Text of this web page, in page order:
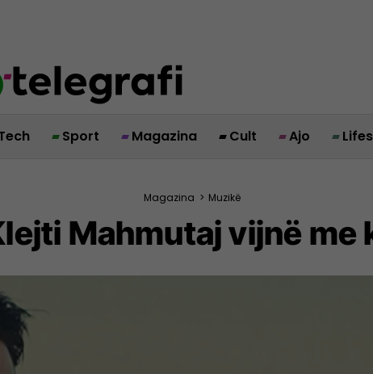
Sport Magazina Cult Ajo
Magazina > Muzikë
Mahmutaj vijnë me